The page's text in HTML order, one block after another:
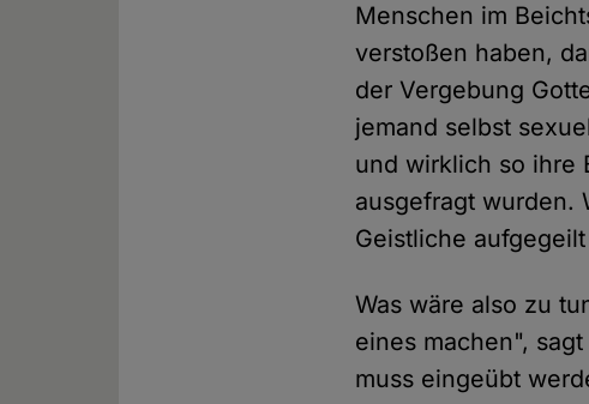
Menschen im
verstoßen haben,
der Vergebung
jemand selbst
und wirklich so ihre
ausgefragt wurden.
Geistliche
Was wäre also zu
eines machen",
muss eingeübt